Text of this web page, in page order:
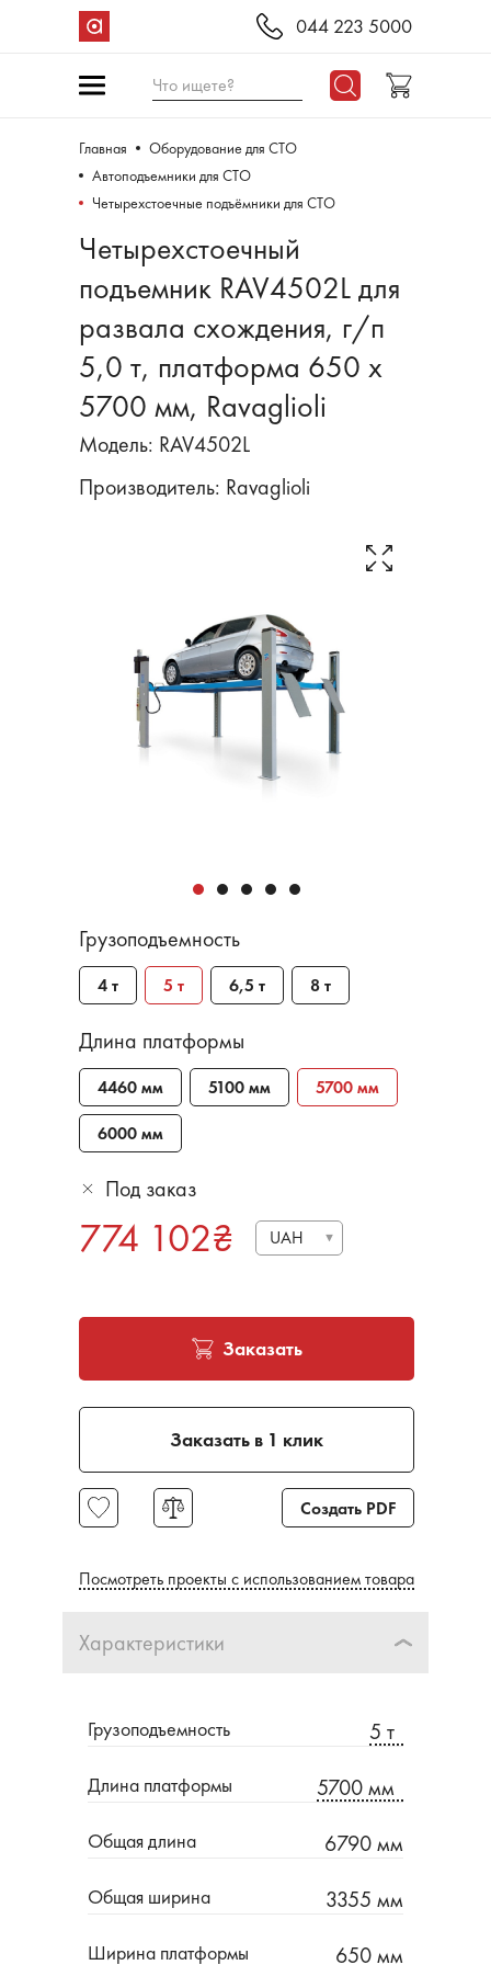
044 223 5000
Что ищете?
Главная
Оборудование для СТО
Aвтоподъемники для СТО
Четырехстоечные подъёмники для СТО
Четырехстоечный
подъемник RAV4502L для
развала схождения, г/п
5,0 т, платформа 650 x
5700 мм, Ravaglioli
Модель: RAV4502L
Производитель: Ravaglioli
Грузоподъемность
4 т 5 т 6,5 т 8 т
Длина платформы
4460 мм 5100 мм
5700 мм
6000 мм
Под заказ
774 102₴ UAH
Заказать
Заказать в 1 клик
Создать PDF
Посмотреть проекты с использованием товара
Характеристики
Грузоподъемность 5 т
Длина платформы 5700 мм
Общая длина 6790 мм
Общая ширина 3355 мм
Ширина платформы 650 мм